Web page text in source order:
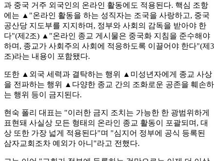
과 중국 거주 외국인의 온라인 활동에도 적용된다. 핵심 조항
에는 ▲"온라인 활동을 하는 성직자는 조국을 사랑하고, 중국
공산당 지도부를 지지하며, 정부와 사회의 감독을 받아야 한
다"(제2조) ▲"온라인 종교 게시물은 중국화 지침을 준수해야
하며, 종교가 사회주의 사회에 적응하도록 이끌어야 한다"(제3
조)라는 내용이 포함됐다.
또한 ▲외국 세력과 결탁하는 행위 ▲미성년자에게 종교 사상
을 전파하는 행위 ▲다양한 종교 간의 조화로운 공존을 훼손하
는 행위 등이 금지된다.
현숙 폴리 대표는 "이러한 금지 조치는 가능한 한 광범위하게
표현돼 사실상 모든 형태의 온라인 종교 활동이 포괄되며, 대
상 또한 가장 넓게 적용된다"며 "심지어 정부에 공식 등록된
삼자교회조차 예외가 아니"라고 전했다.